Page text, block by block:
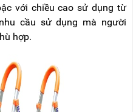
với chiều cao sử dụng từ
cầu sử dụng mà người
hợp.